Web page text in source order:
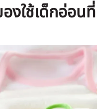
งใช้เด็กอ่อน